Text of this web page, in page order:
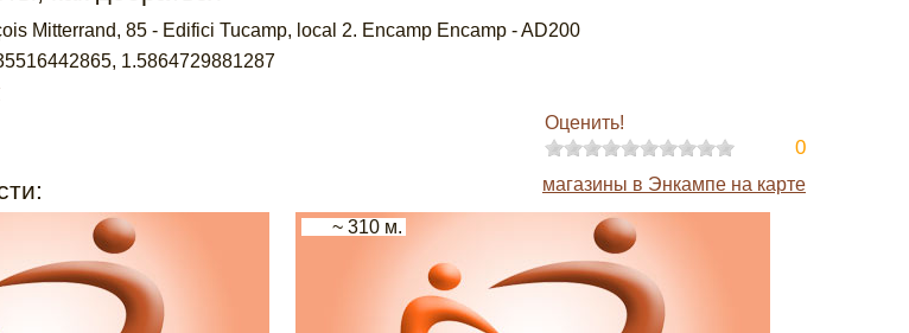
Mitterrand, 85 - Edifici Tucamp, local 2. Encamp Encamp - AD200
, 1.5864729881287
Оценить!
0
магазины в Энкампе на карте
~ 310 м.